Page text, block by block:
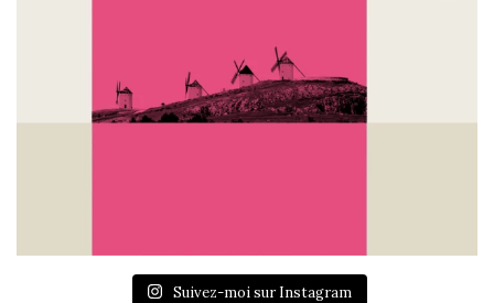
Suivez-moi sur Instagram